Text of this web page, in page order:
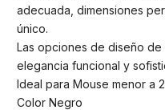
adecuada, dimensiones
único.
Las opciones de diseño
elegancia funcional y
Ideal para Mouse menor a
Color Negro